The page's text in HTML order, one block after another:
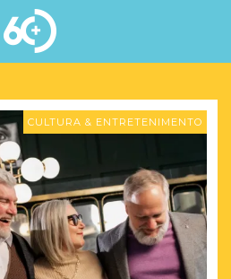
CULTURA & ENTRETENIMENTO